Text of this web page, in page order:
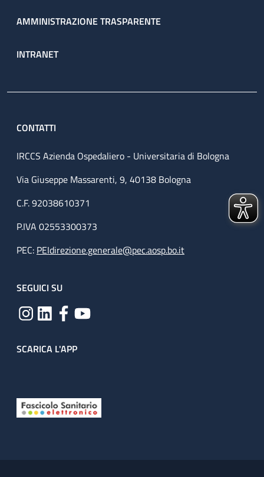
AMMINISTRAZIONE TRASPARENTE
INTRANET
CONTATTI
IRCCS Azienda Ospedaliero - Universitaria di Bologna
Via Giuseppe Massarenti, 9, 40138 Bologna
C.F. 92038610371
P.IVA 02553300373
PEC: PEIdirezione.generale@pec.aosp.bo.it
SEGUICI SU
SCARICA L'APP